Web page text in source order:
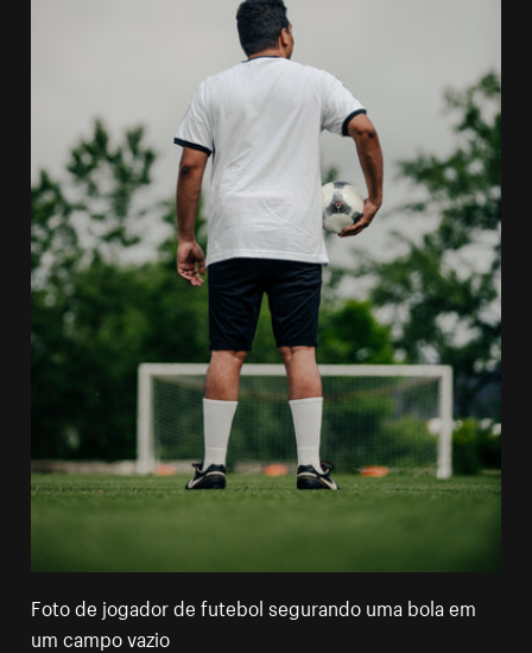
Foto de jogador de futebol segurando uma bola em
um campo vazio